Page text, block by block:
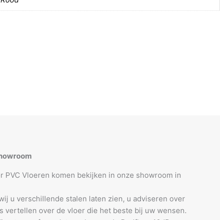
PVC Vloeren komen bekijken in onze showroom in
u verschillende stalen laten zien, u adviseren over
vertellen over de vloer die het beste bij uw wensen.